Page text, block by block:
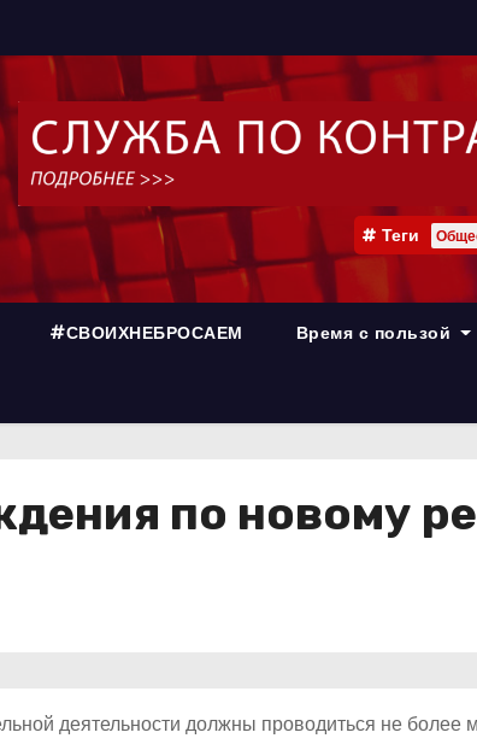
Теги
#СВОИХНЕБРОСАЕМ Время с пользой
по новому
деятельности должны проводиться не более